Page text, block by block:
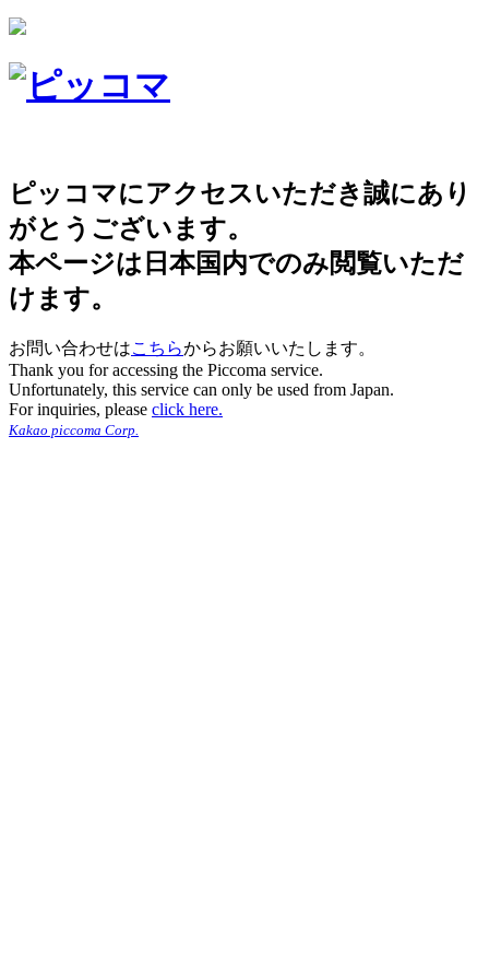
ピッコマにアクセスいただき誠にあり
がとうございます。
本ページは日本国内でのみ閲覧いただ
けます。
お問い合わせはこちらからお願いいたします。
Thank you for accessing the Piccoma service.
Unfortunately, this service can only be used from Japan.
For inquiries, please click here.
Kakao piccoma Corp.